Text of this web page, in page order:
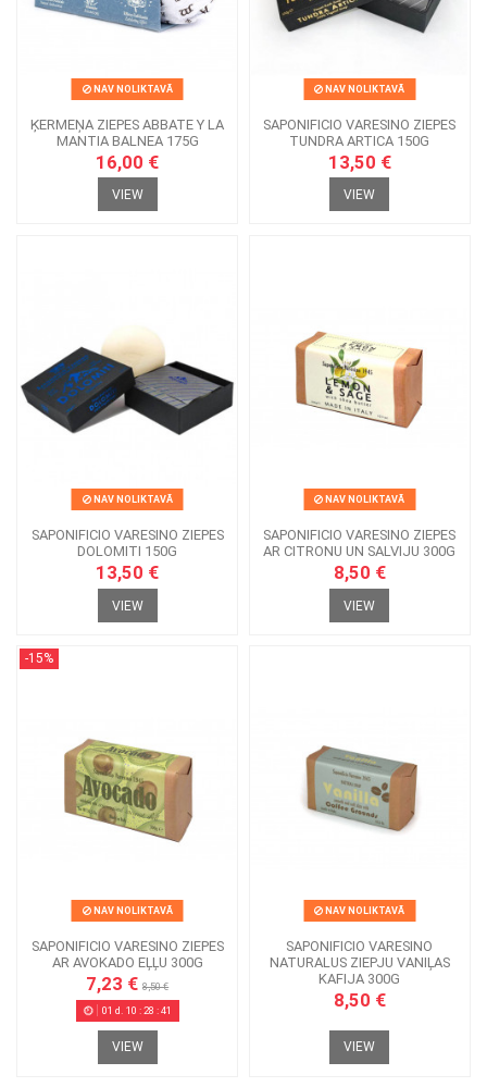
NAV NOLIKTAVĀ
ĶERMEŅA ZIEPES ABBATE Y LA
MANTIA BALNEA 175G
16,00 €
VIEW
NAV NOLIKTAVĀ
SAPONIFICIO VARESINO ZIEPES
TUNDRA ARTICA 150G
13,50 €
VIEW
NAV NOLIKTAVĀ
SAPONIFICIO VARESINO ZIEPES
DOLOMITI 150G
13,50 €
VIEW
NAV NOLIKTAVĀ
SAPONIFICIO VARESINO ZIEPES
AR CITRONU UN SALVIJU 300G
8,50 €
VIEW
-15%
NAV NOLIKTAVĀ
SAPONIFICIO VARESINO ZIEPES
AR AVOKADO EĻĻU 300G
7,23 €8,50 €
01 d. 10 :28 :41
VIEW
NAV NOLIKTAVĀ
SAPONIFICIO VARESINO
NATURALUS ZIEPJU VANIĻAS
KAFIJA 300G
8,50 €
VIEW